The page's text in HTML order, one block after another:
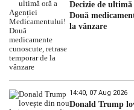
Decizie de
Două
la vânzare
14:40, 07 Aug 2026
Donald Trump